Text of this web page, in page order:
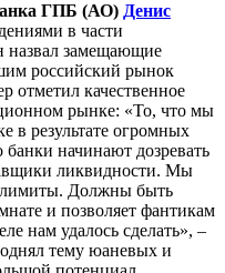
ГПБ (АО) Денис
в части
замещающие
российский рынок
отметил качественное
рынке: «То, что мы
в результате огромных
банки начинают дозревать
ликвидности. Мы
лимиты. Должны быть
и позволяет фантикам
нам удалось сделать», –
тему юаневых и